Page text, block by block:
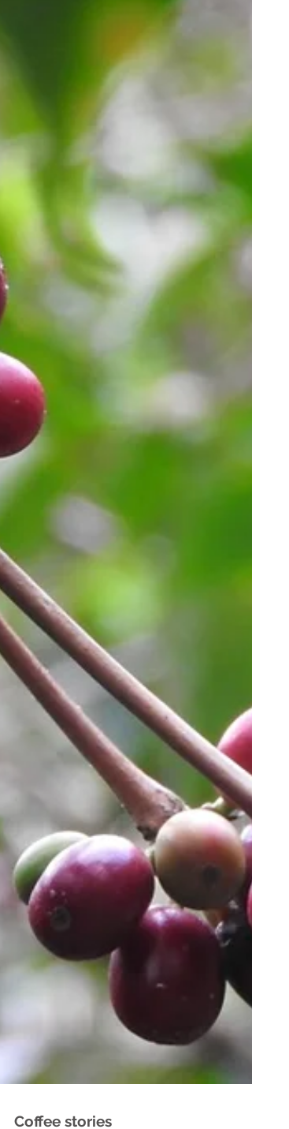
Kawowe opowieści COMPADRE
Lima/Duraznillo| Peru Isabel budzi się
przecierając zaspane oczy. Rozgląda się wokół
– mamy i taty już nie ma,...